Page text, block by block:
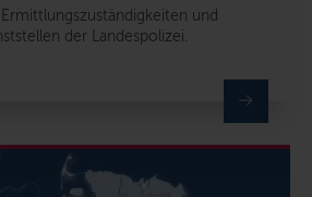
und
der Landespolizei.